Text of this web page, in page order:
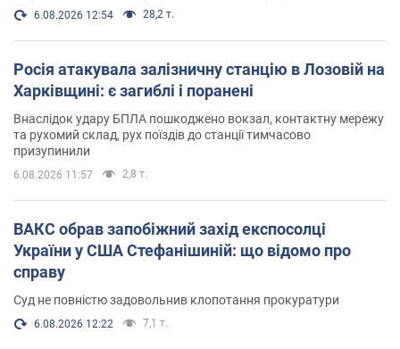
6.08.2026 12:54 28,2 т.
Росія атакувала залізничну станцію в Лозовій на
Харківщині: є загиблі і поранені
Внаслідок удару БПЛА пошкоджено вокзал, контактну мережу
та рухомий склад, рух поїздів до станції тимчасово
призупинили
6.08.2026 11:57 2,8 т.
ВАКС обрав запобіжний захід експосолці
України у США Стефанішиній: що відомо про
справу
Суд не повністю задовольнив клопотання прокуратури
6.08.2026 12:22 7,1 т.